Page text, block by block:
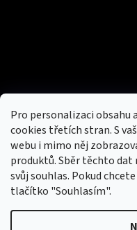
Pro personalizaci obsahu
cookies třetích stran. S
webu i mimo něj
produktů. Sběr těchto dat
svůj souhlas. Pokud
tlačítko "Souhlasím".
Nový obchod s batohy,